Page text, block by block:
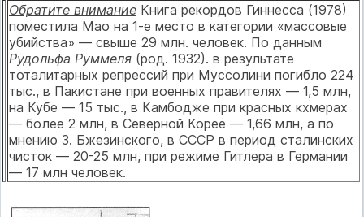
Обратите внимание Книга рекордов Гиннесса (1978)
поместила Мао на 1-е место в кате­гории «массовые
убийства» — свыше 29 млн. человек. По данным
Рудольфа Руммеля (род. 1932). в результате
тоталитарных репрессий при Муссолини погибло 224
тыс., в Пакистане при военных правителях — 1,5 млн,
на Кубе — 15 тыс., в Камбодже при красных кхмерах
— более 2 млн, в Северной Корее — 1,66 млн, а по
мнению 3. Бжезинского, в СССР в период сталинских
чисток — 20-25 млн, при режиме Гитлера в Германии
— 17 млн человек.